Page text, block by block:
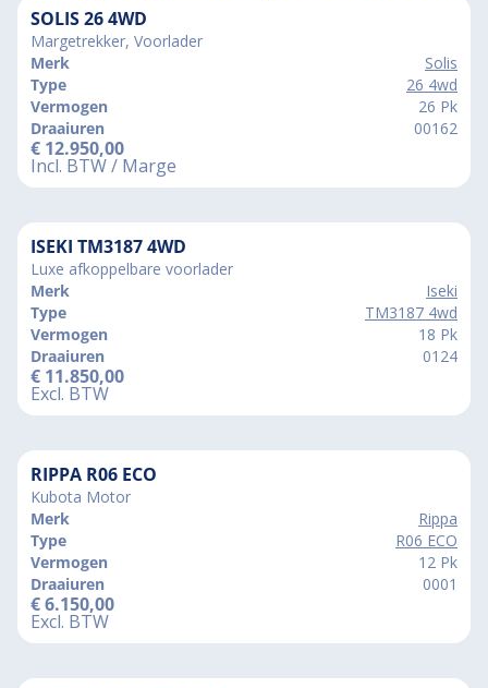
SOLIS 26 4WD
Margetrekker, Voorlader
Merk
Solis
Type
26 4wd
Vermogen
26 Pk
Draaiuren
00162
€ 12.950,00
Incl. BTW / Marge
ISEKI TM3187 4WD
Luxe afkoppelbare voorlader
Merk
Iseki
Type
TM3187 4wd
Vermogen
18 Pk
Draaiuren
0124
€ 11.850,00
Excl. BTW
RIPPA R06 ECO
Kubota Motor
Merk
Rippa
Type
R06 ECO
Vermogen
12 Pk
Draaiuren
0001
€6.150,00
Excl. BTW